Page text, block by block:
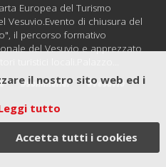
il nostro sito web ed i
tutto
Accetta tutti i cookies
Europea del Turismo
Vesuvio.Evento di chiusura del
il percorso formativo
del Vesuvio e apprezzato
#sommelier
#vesuvio